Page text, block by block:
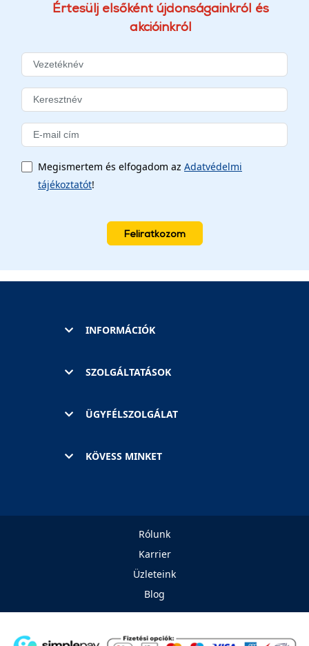
Értesülj elsőként újdonságainkról és
akcióinkról
Megismertem és elfogadom az Adatvédelmi
tájékoztatót!
Feliratkozom
INFORMÁCIÓK
SZOLGÁLTATÁSOK
ÜGYFÉLSZOLGÁLAT
KÖVESS MINKET
Rólunk
Karrier
Üzleteink
Blog